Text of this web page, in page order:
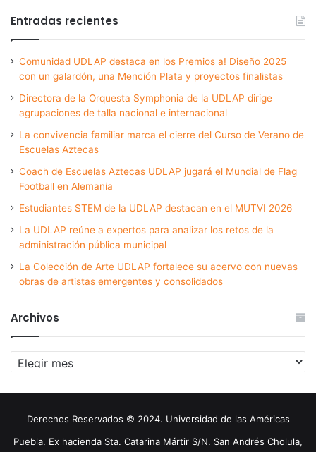
Entradas recientes
Comunidad UDLAP destaca en los Premios a! Diseño 2025
con un galardón, una Mención Plata y proyectos finalistas
Directora de la Orquesta Symphonia de la UDLAP dirige
agrupaciones de talla nacional e internacional
La convivencia familiar marca el cierre del Curso de Verano de
Escuelas Aztecas
Coach de Escuelas Aztecas UDLAP jugará el Mundial de Flag
Football en Alemania
Estudiantes STEM de la UDLAP destacan en el MUTVI 2026
La UDLAP reúne a expertos para analizar los retos de la
administración pública municipal
La Colección de Arte UDLAP fortalece su acervo con nuevas
obras de artistas emergentes y consolidados
Archivos
Archivos
Derechos Reservados © 2024. Universidad de las Américas
Puebla. Ex hacienda Sta. Catarina Mártir S/N. San Andrés Cholula,